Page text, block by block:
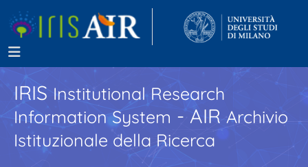
IRISInstitutional Research
Information System - AIR Archivio
Istituzionale della Ricerca